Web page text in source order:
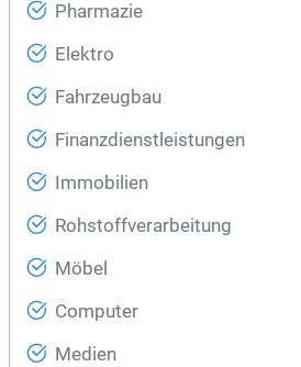
Pharmazie
Elektro
Fahrzeugbau
Finanzdienstleistungen
Immobilien
Rohstoffverarbeitung
Möbel
Computer
Medien